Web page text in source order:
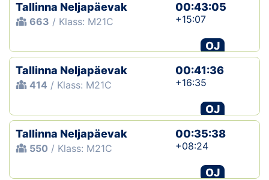
Tallinna Neljapäevak
663 / Klass: M21C
00:43:05
+15:07
OJ
Tallinna Neljapäevak
414 / Klass: M21C
00:41:36
+16:35
OJ
Tallinna Neljapäevak
550 / Klass: M21C
00:35:38
+08:24
OJ